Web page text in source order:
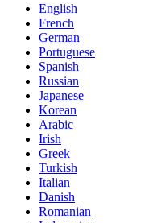
English
French
German
Portuguese
Spanish
Russian
Japanese
Korean
Arabic
Irish
Greek
Turkish
Italian
Danish
Romanian